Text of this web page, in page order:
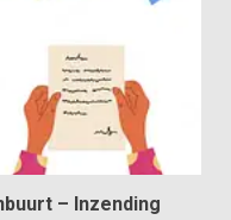
– Inzending